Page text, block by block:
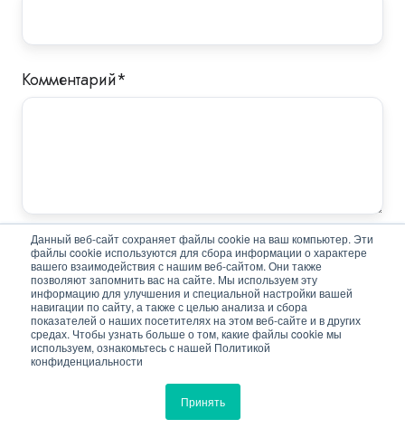
Данный веб-сайт сохраняет файлы cookie на ваш компьютер. Эти
файлы cookie используются для сбора информации о характере
вашего взаимодействия с нашим веб-сайтом. Они также
позволяют запомнить вас на сайте. Мы используем эту
информацию для улучшения и специальной настройки вашей
навигации по сайту, а также с целью анализа и сбора
показателей о наших посетителях на этом веб-сайте и в других
средах. Чтобы узнать больше о том, какие файлы cookie мы
используем, ознакомьтесь с нашей Политикой
конфиденциальности
Принять
Комментарий*
Я даю согласие на коммуникации в связи с
изданием журнала "Системы безопасность",
предусмотренныеСогласием на обработку
персональных данных*
Я даю своё Согласие на обработку моих
персональных данных. С"Политикой